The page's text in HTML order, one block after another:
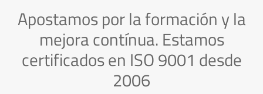
Apostamos por la formación y la
mejora contínua. Estamos
certificados en ISO 9001 desde
2006